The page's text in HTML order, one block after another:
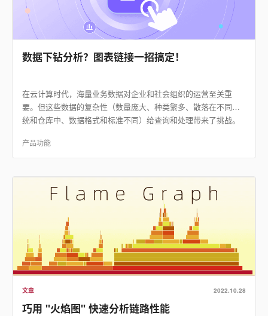
数据下钻分析？图表链接一招搞定！
在云计算时代，海量业务数据对企业和社会组织的运营至关重
要。但这些数据的复杂性（数量庞大、种类繁多、散落在不同系
统和仓库中、数据格式和标准不同）给查询和处理带来了挑战。
和…
产品功能
文章 2022.10.28
巧用 "火焰图" 快速分析链路性能